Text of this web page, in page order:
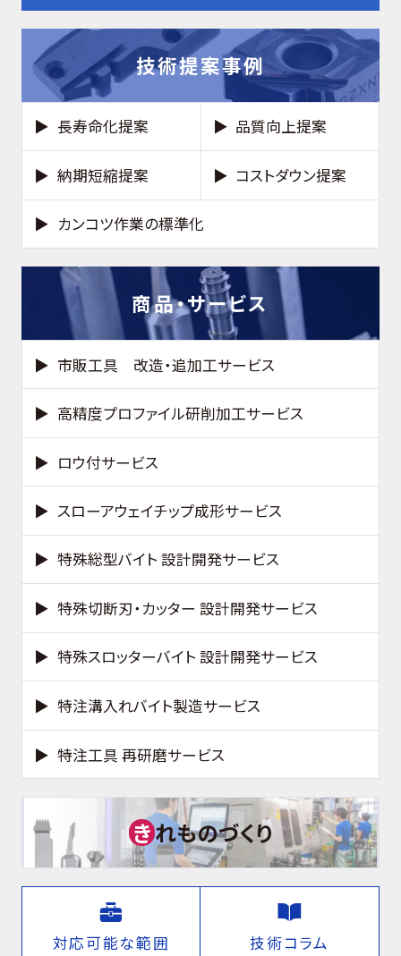
技術提案事例
長寿命化提案 品質向上提案
納期短縮提案 コストダウン提案
カンコツ作業の標準化
商品・サービス
市販工具 改造・追加工サービス
高精度プロファイル研削加工サービス
ロウ付サービス
スローアウェイチップ成形サービス
特殊総型バイト 設計開発サービス
特殊切断刃・カッター 設計開発サービス
特殊スロッターバイト 設計開発サービス
特注溝入れバイト製造サービス
特注工具 再研磨サービス
きれものづくり
対応可能な範囲 技術コラム